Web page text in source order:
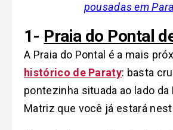
pousadas em
1- Praia do Pontal
A Praia do Pontal é a mais
histórico de Paraty: basta
pontezinha situada ao lado da
Matriz que você já estará